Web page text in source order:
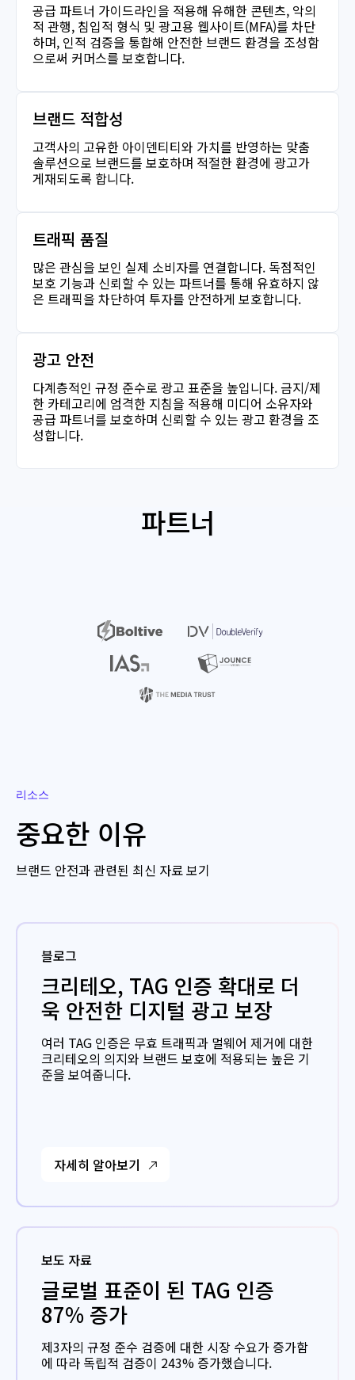
공급 파트너 가이드라인을 적용해 유해한 콘텐츠, 악의
적 관행, 침입적 형식 및 광고용 웹사이트(MFA)를 차단
하며, 인적 검증을 통합해 안전한 브랜드 환경을 조성함
으로써 커머스를 보호합니다.
브랜드 적합성
고객사의 고유한 아이덴티티와 가치를 반영하는 맞춤
솔루션으로 브랜드를 보호하며 적절한 환경에 광고가
게재되도록 합니다.
트래픽 품질
많은 관심을 보인 실제 소비자를 연결합니다. 독점적인
보호 기능과 신뢰할 수 있는 파트너를 통해 유효하지 않
은 트래픽을 차단하여 투자를 안전하게 보호합니다.
광고 안전
다계층적인 규정 준수로 광고 표준을 높입니다. 금지/제
한 카테고리에 엄격한 지침을 적용해 미디어 소유자와
공급 파트너를 보호하며 신뢰할 수 있는 광고 환경을 조
성합니다.
파트너
리소스
중요한 이유
브랜드 안전과 관련된 최신 자료 보기
블로그
크리테오, TAG 인증 확대로 더
욱 안전한 디지털 광고 보장
여러 TAG 인증은 무효 트래픽과 멀웨어 제거에 대한
크리테오의 의지와 브랜드 보호에 적용되는 높은 기
준을 보여줍니다.
자세히 알아보기
보도 자료
글로벌 표준이 된 TAG 인증
87% 증가
제3자의 규정 준수 검증에 대한 시장 수요가 증가함
에 따라 독립적 검증이 243% 증가했습니다.